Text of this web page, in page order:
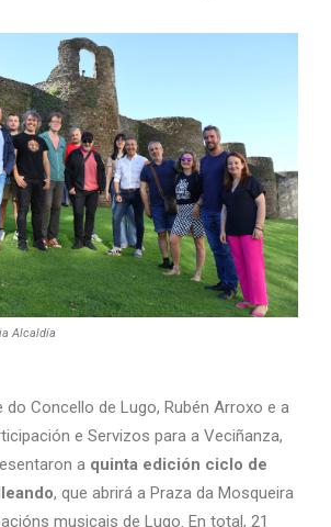
Alcaldía
do Concello de Lugo, Rubén Arroxo e a
e Servizos para a Veciñanza,
a quinta edición ciclo de
, que abrirá a Praza da Mosqueira
musicais de Lugo. En total, 21